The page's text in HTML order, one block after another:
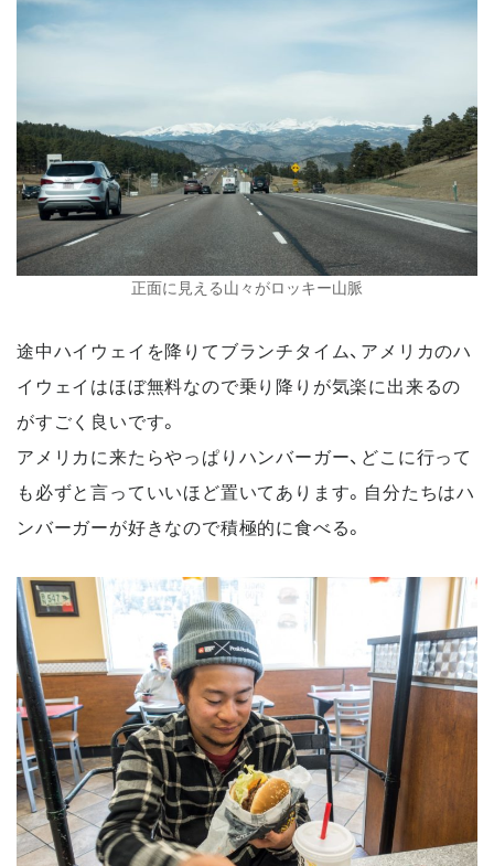
正面に見える山々がロッキー山脈
途中ハイウェイを降りてブランチタイム、アメリカのハ
イウェイはほぼ無料なので乗り降りが気楽に出来るの
がすごく良いです。
アメリカに来たらやっぱりハンバーガー、どこに行って
も必ずと言っていいほど置いてあります。自分たちはハ
ンバーガーが好きなので積極的に食べる。